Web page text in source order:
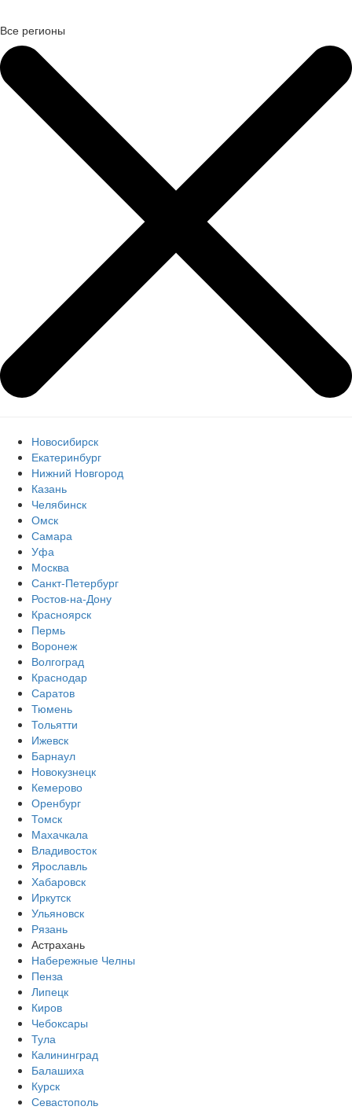
Все регионы
Новосибирск
Екатеринбург
Нижний Новгород
Казань
Челябинск
Омск
Самара
Уфа
Москва
Санкт-Петербург
Ростов-на-Дону
Красноярск
Пермь
Воронеж
Волгоград
Краснодар
Саратов
Тюмень
Тольятти
Ижевск
Барнаул
Новокузнецк
Кемерово
Оренбург
Томск
Махачкала
Владивосток
Ярославль
Хабаровск
Иркутск
Ульяновск
Рязань
Астрахань
Набережные Челны
Пенза
Липецк
Киров
Чебоксары
Тула
Калининград
Балашиха
Курск
Севастополь